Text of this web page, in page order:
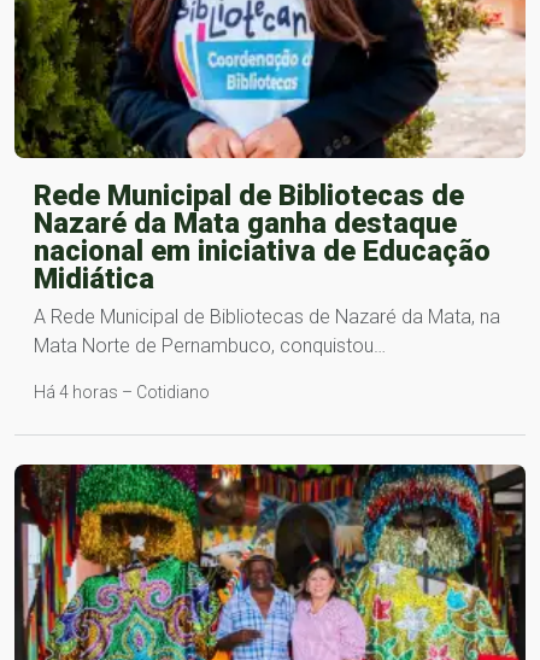
Rede Municipal de Bibliotecas de
Nazaré da Mata ganha destaque
nacional em iniciativa de Educação
Midiática
A Rede Municipal de Bibliotecas de Nazaré da Mata, na
Mata Norte de Pernambuco, conquistou…
Há 4 horas – Cotidiano